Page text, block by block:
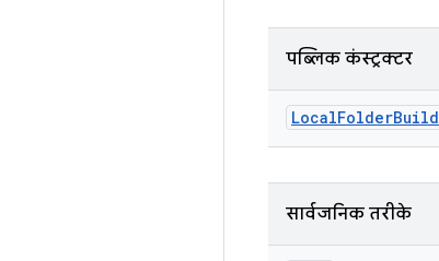
पब्लिक कंस्ट्रक्टर
LocalFolderBuild
सार्वजनिक तरीके